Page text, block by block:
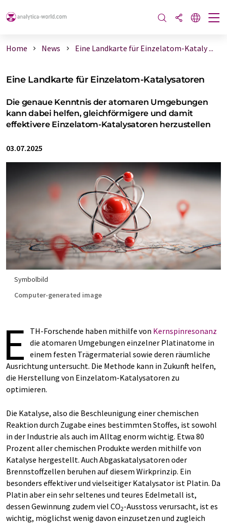
Home News Eine Landkarte für Einzelatom-Kataly ...
Eine Landkarte für Einzelatom-Katalysatoren
Die genaue Kenntnis der atomaren Umgebungen
kann dabei helfen, gleichförmigere und damit
effektivere Einzelatom-Katalysatoren herzustellen
03.07.2025
Symbolbild
Computer-generated image
E TH-Forschende haben mithilfe von Kernspinresonanz
die atomaren Umgebungen einzelner Platinatome in
einem festen Trägermaterial sowie deren räumliche
Ausrichtung untersucht. Die Methode kann in Zukunft helfen,
die Herstellung von Einzelatom-Katalysatoren zu
optimieren.
Die Katalyse, also die Beschleunigung einer chemischen
Reaktion durch Zugabe eines bestimmten Stoffes, ist sowohl
in der Industrie als auch im Alltag enorm wichtig. Etwa 80
Prozent aller chemischen Produkte werden mithilfe von
Katalyse hergestellt. Auch Abgaskatalysatoren oder
Brennstoffzellen beruhen auf diesem Wirkprinzip. Ein
besonders effektiver und vielseitiger Katalysator ist Platin. Da
Platin aber ein sehr seltenes und teures Edelmetall ist,
dessen Gewinnung zudem viel CO2-Ausstoss verursacht, ist es
wichtig, möglichst wenig davon einzusetzen und zugleich